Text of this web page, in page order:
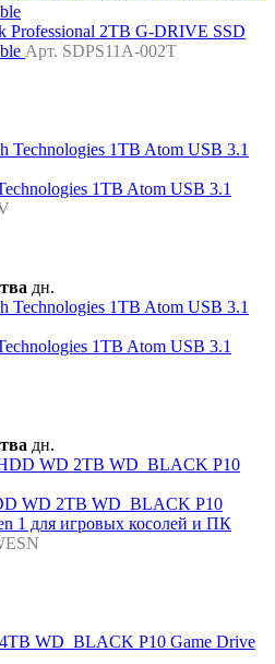
Professional 2TB G-DRIVE SSD
Арт. SDPS11A-002T
1TB Atom USB 3.1
дн.
1TB Atom USB 3.1
дн.
WD 2TB WD_BLACK P10
1 для игровых косолей и ПК